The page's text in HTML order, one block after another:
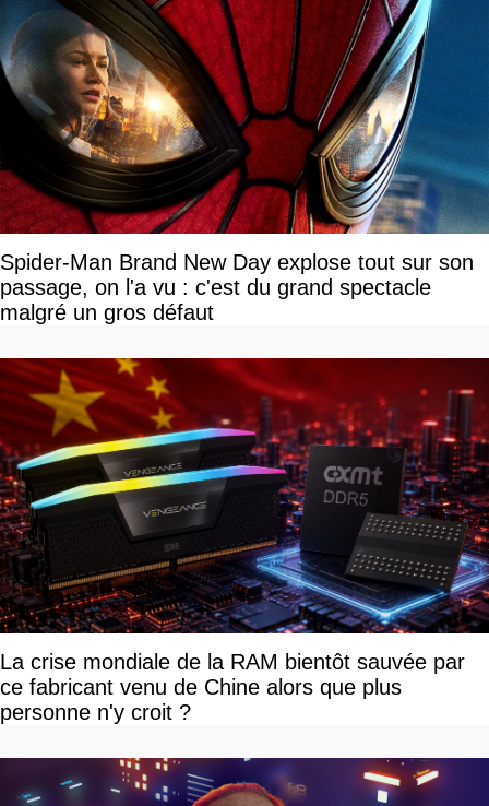
Spider-Man Brand New Day explose tout sur son
passage, on l'a vu : c'est du grand spectacle
malgré un gros défaut
La crise mondiale de la RAM bientôt sauvée par
ce fabricant venu de Chine alors que plus
personne n'y croit ?